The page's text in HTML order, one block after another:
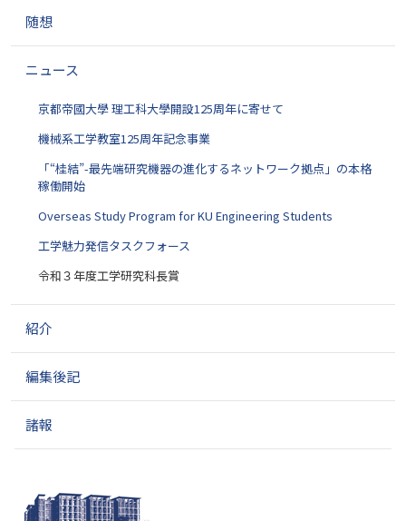
ン
随想
ニュース
京都帝國大學 理工科大學開設125周年に寄せて
機械系工学教室125周年記念事業
「“桂結”-最先端研究機器の進化するネットワーク拠点」の本格
稼働開始
Overseas Study Program for KU Engineering Students
工学魅力発信タスクフォース
令和３年度工学研究科長賞
紹介
編集後記
諸報